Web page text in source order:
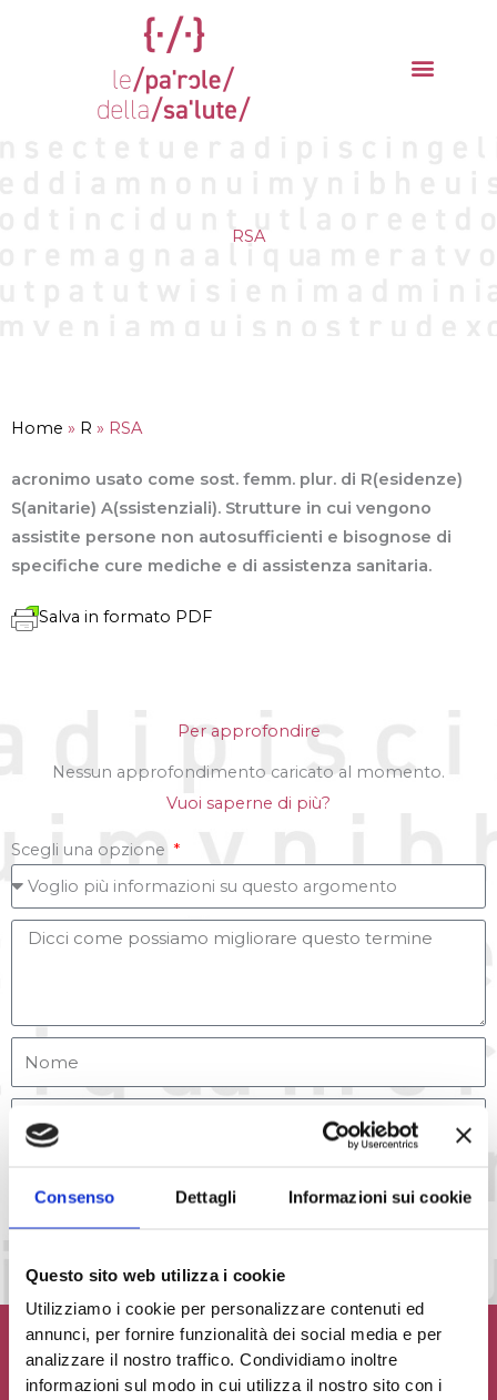
Consenso Dettagli Informazioni sui cookie
Questo sito web utilizza i cookie
Utilizziamo i cookie per personalizzare contenuti ed
annunci, per fornire funzionalità dei social media e per
analizzare il nostro traffico. Condividiamo inoltre
informazioni sul modo in cui utilizza il nostro sito con i
RSA
Home » R » RSA
acronimo usato come sost. femm. plur. di R(esidenze)
S(anitarie) A(ssistenziali). Strutture in cui vengono
assistite persone non autosufficienti e bisognose di
specifiche cure mediche e di assistenza sanitaria.
Salva in formato PDF
Per approfondire
Nessun approfondimento caricato al momento.
Vuoi saperne di più?
Scegli una opzione